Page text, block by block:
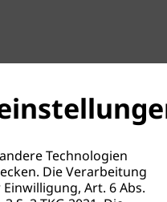
Technologien
Die Verarbeitung
Art. 6 Abs.